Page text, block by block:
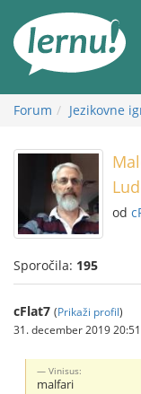
vsebini
Forum Jezikovne
od
Sporočila: 195
cFlat7 (Prikaži profil)
31. december 2019
Vinisus:
malfari